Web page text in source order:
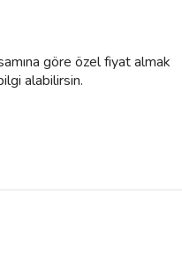
göre özel fiyat almak
alabilirsin.